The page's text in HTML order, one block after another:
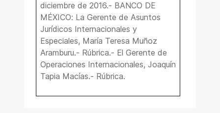
diciembre de 2016.- BANCO DE
MÉXICO: La Gerente de Asuntos
Jurídicos Internacionales y
Especiales, María Teresa Muñoz
Aramburu.- Rúbrica.- El Gerente de
Operaciones Internacionales, Joaquín
Tapia Macías.- Rúbrica.